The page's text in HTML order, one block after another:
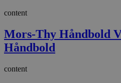
content
Mors-Thy Håndbold
Håndbold
content